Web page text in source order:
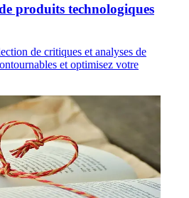
produits technologiques
de critiques et analyses de
et optimisez votre